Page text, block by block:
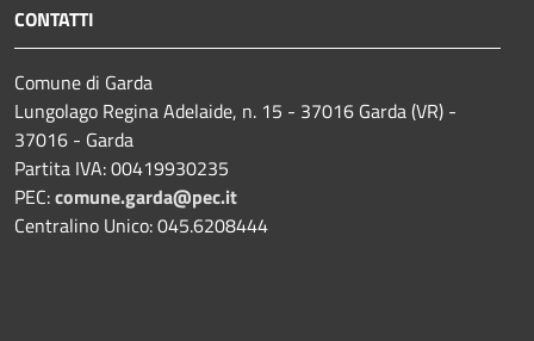
CONTATTI
Comune di Garda
Lungolago Regina Adelaide, n. 15 - 37016 Garda (VR) -
37016 - Garda
Partita IVA: 00419930235
PEC:comune.garda@pec.it
Centralino Unico: 045.6208444